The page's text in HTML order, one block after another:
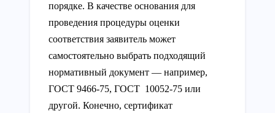
порядке. В качестве основания для
проведения процедуры оценки
соответствия заявитель может
самостоятельно выбрать подходящий
нормативный документ — например,
ГОСТ 9466-75, ГОСТ 10052-75 или
другой. Конечно, сертификат